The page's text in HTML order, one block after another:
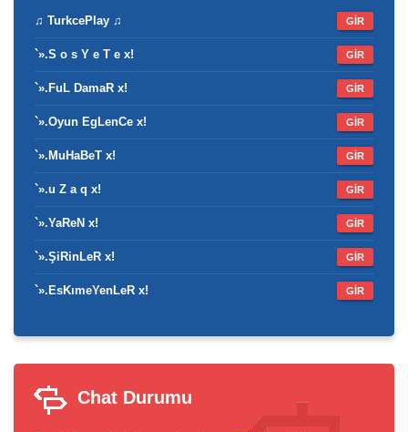
♫ TurkcePlay ♫ GİR
`».S o s Y e T e x! GİR
`».FuL DamaR x! GİR
`».Oyun EgLenCe x! GİR
`».MuHaBeT x! GİR
`».u Z a q x! GİR
`».YaReN x! GİR
`».ŞiRinLeR x! GİR
`».EsKımeYenLeR x! GİR
Chat Durumu